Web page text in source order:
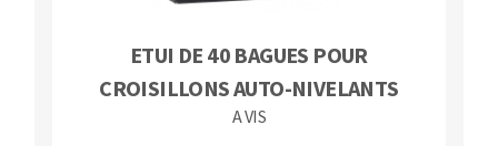
ETUI DE 40 BAGUES POUR
CROISILLONS AUTO-NIVELANTS
A VIS